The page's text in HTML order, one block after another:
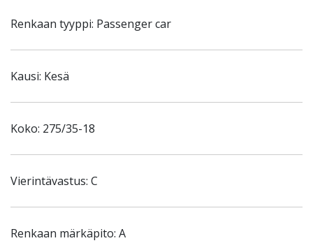
Renkaan tyyppi: Passenger car
Kausi: Kesä
Koko: 275/35-18
Vierintävastus: C
Renkaan märkäpito: A